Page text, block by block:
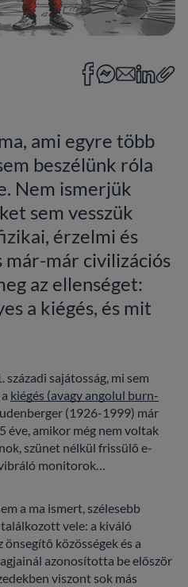
ami egyre több
beszélünk róla
Nem ismerjük
sem vesszük
érzelmi és
már civilizációs
az ellenséget:
a kiégés, és mit
sajátosság, mi sem
kiégés (avagy angolul burn-
(1926-1999) már
éve, amikor még nem voltak
szünet nélkül frissülő e-
monitorok…
a ma ismert, szélesebb
vele: a kiváló
közösségek és a
azonosította be először
viszont sok más